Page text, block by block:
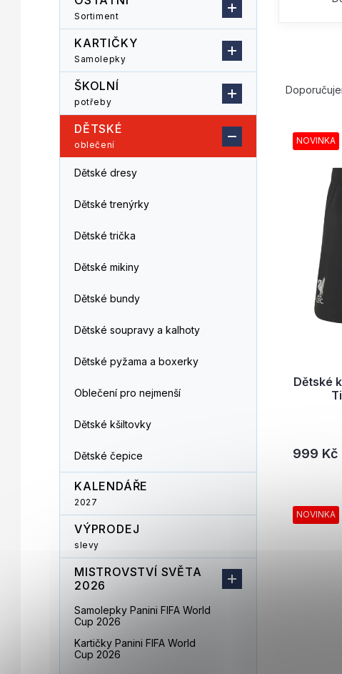
Sortiment
KARTIČKY
Samolepky
ŠKOLNÍ
potřeby
DĚTSKÉ
oblečení
Dětské dresy
Dětské trenýrky
Dětské trička
Dětské mikiny
Dětské bundy
Dětské soupravy a kalhoty
Dětské pyžama a boxerky
Oblečení pro nejmenší
Dětské kšiltovky
Dětské čepice
KALENDÁŘE
2027
VÝPRODEJ
slevy
MISTROVSTVÍ SVĚTA
2026
Samolepky Panini FIFA World
Cup 2026
Kartičky Panini FIFA World
Cup 2026
NOVINKA
Dětské
999 Kč
NOVINKA